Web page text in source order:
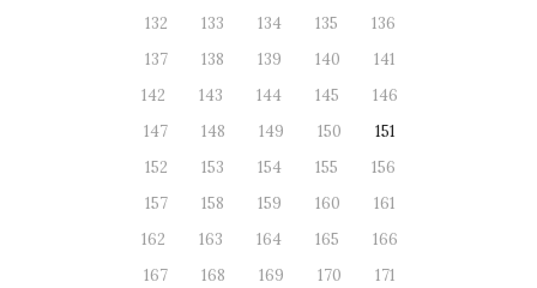
132
133 134 135
136
137
138 139 140
141
142
143 144 145
146
147
148 149 150
151
152
153 154 155
156
157
158 159 160
161
162
163 164 165
166
167
168 169 170
171